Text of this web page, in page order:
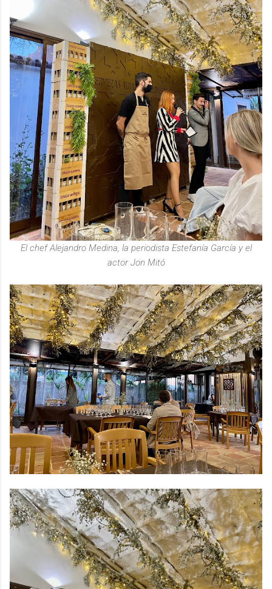
El chef Alejandro Medina, la periodista Estefanía García y el
actor Jon Mitó